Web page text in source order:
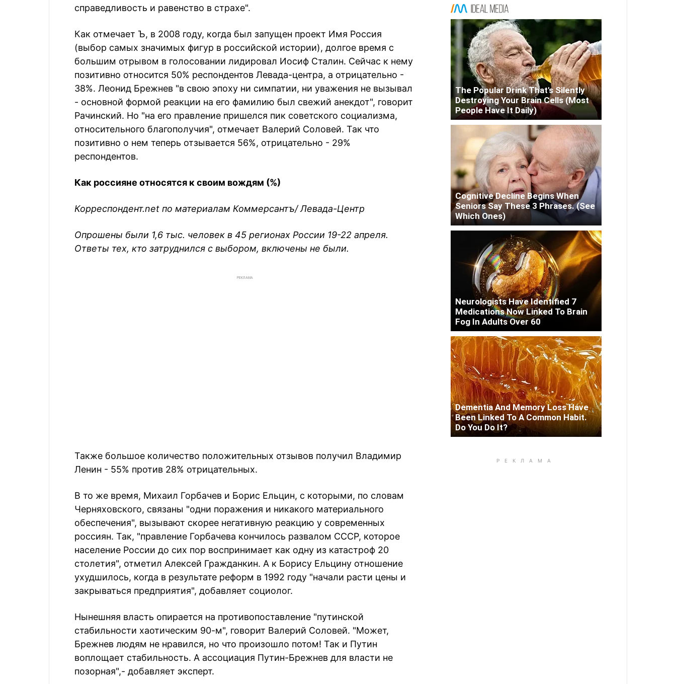
справедливость и равенство в страхе".
Как отмечает Ъ, в 2008 году, когда был запущен проект Имя Россия
(выбор самых значимых фигур в российской истории), долгое время с
большим отрывом в голосовании лидировал Иосиф Сталин. Сейчас к нему
позитивно относится 50% респондентов Левада-центра, а отрицательно -
38%. Леонид Брежнев "в свою эпоху ни симпатии, ни уважения не вызывал
- основной формой реакции на его фамилию был свежий анекдот", говорит
Рачинский. Но "на его правление пришелся пик советского социализма,
относительного благополучия", отмечает Валерий Соловей. Так что
позитивно о нем теперь отзывается 56%, отрицательно - 29%
респондентов.
Как россияне относятся к своим вождям (%)
Корреспондент.net по материалам Коммерсантъ/ Левада-Центр
Опрошены были 1,6 тыс. человек в 45 регионах России 19-22 апреля.
Ответы тех, кто затруднился с выбором, включены не были.
РЕКЛАМА
Также большое количество положительных отзывов получил Владимир
Ленин - 55% против 28% отрицательных.
В то же время, Михаил Горбачев и Борис Ельцин, с которыми, по словам
Черняховского, связаны "одни поражения и никакого материального
обеспечения", вызывают скорее негативную реакцию у современных
россиян. Так, "правление Горбачева кончилось развалом СССР, которое
население России до сих пор воспринимает как одну из катастроф 20
столетия", отметил Алексей Гражданкин. А к Борису Ельцину отношение
ухудшилось, когда в результате реформ в 1992 году "начали расти цены и
закрываться предприятия", добавляет социолог.
Нынешняя власть опирается на противопоставление "путинской
стабильности хаотическим 90-м", говорит Валерий Соловей. "Может,
Брежнев людям не нравился, но что произошло потом! Так и Путин
воплощает стабильность. А ассоциация Путин-Брежнев для власти не
позорная",- добавляет эксперт.